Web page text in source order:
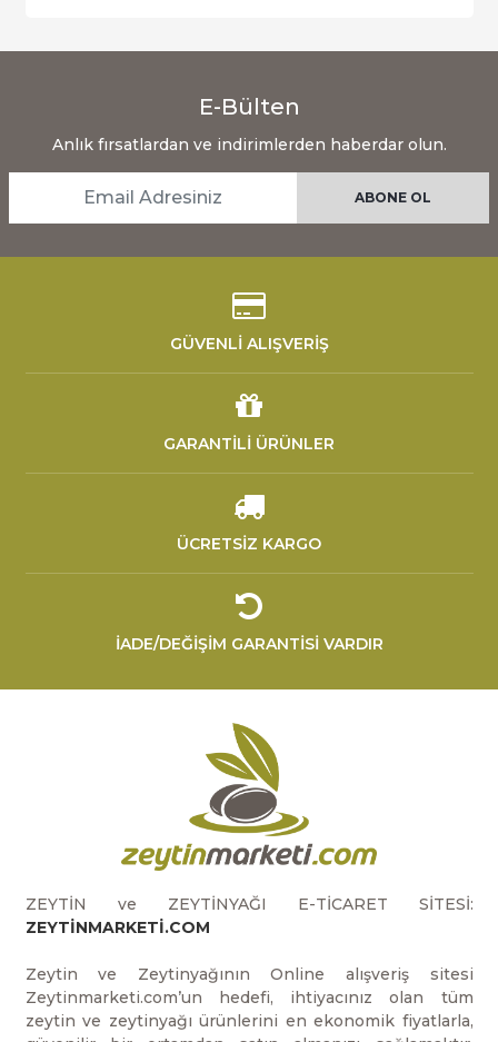
E-Bülten
Anlık fırsatlardan ve indirimlerden haberdar olun.
GÜVENLİ ALIŞVERİŞ
GARANTİLİ ÜRÜNLER
ÜCRETSİZ KARGO
İADE/DEĞİŞİM GARANTİSİ VARDIR
ZEYTİN ve ZEYTİNYAĞI E-TİCARET SİTESİ:
ZEYTİNMARKETİ.COM
Zeytin ve Zeytinyağının Online alışveriş sitesi
Zeytinmarketi.com’un hedefi, ihtiyacınız olan tüm
zeytin ve zeytinyağı ürünlerini en ekonomik fiyatlarla,